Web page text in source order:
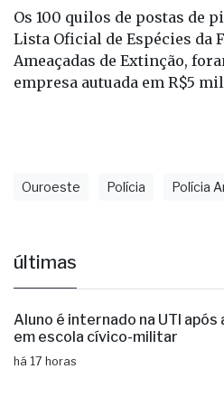
Os 100 quilos de postas de
Lista Oficial de Espécies da
Ameaçadas de Extinção,
empresa autuada em R$5
Ouroeste Polícia Polícia
últimas
Aluno é internado na UTI após
em escola cívico-militar
há 17 horas